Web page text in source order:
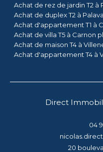
Achat de rez de jardin T2 à
Achat de duplex T2 à
Achat d'appartement T1 à
Achat de villa T5 à Carnon
Achat de maison T4 à
Achat d'appartement T4 à
Direct
04
20